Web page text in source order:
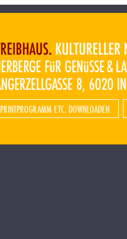
PRINTPROGRAMM ETC. DOWNLOADEN